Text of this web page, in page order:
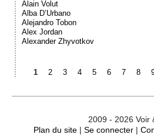
Alain Volut
Alba D’Urbano
Alejandro Tobon
Alex Jordan
Alexander Zhyvotkov
1 2 3 4 5 6 7 8
2009 - 2026 Voir
Plan du site| Se connecter|